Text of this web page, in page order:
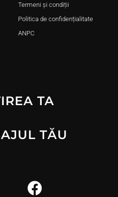
Termeni și condiții
Politica de confidențialitate
ANPC
TA
TĂU